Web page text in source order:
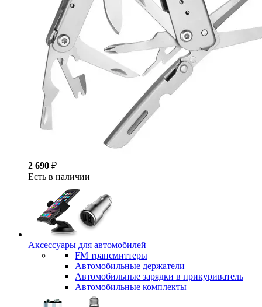
2 690 ₽
Есть в наличии
Аксессуары для автомобилей
FM трансмиттеры
Автомобильные держатели
Автомобильные зарядки в прикуриватель
Автомобильные комплекты